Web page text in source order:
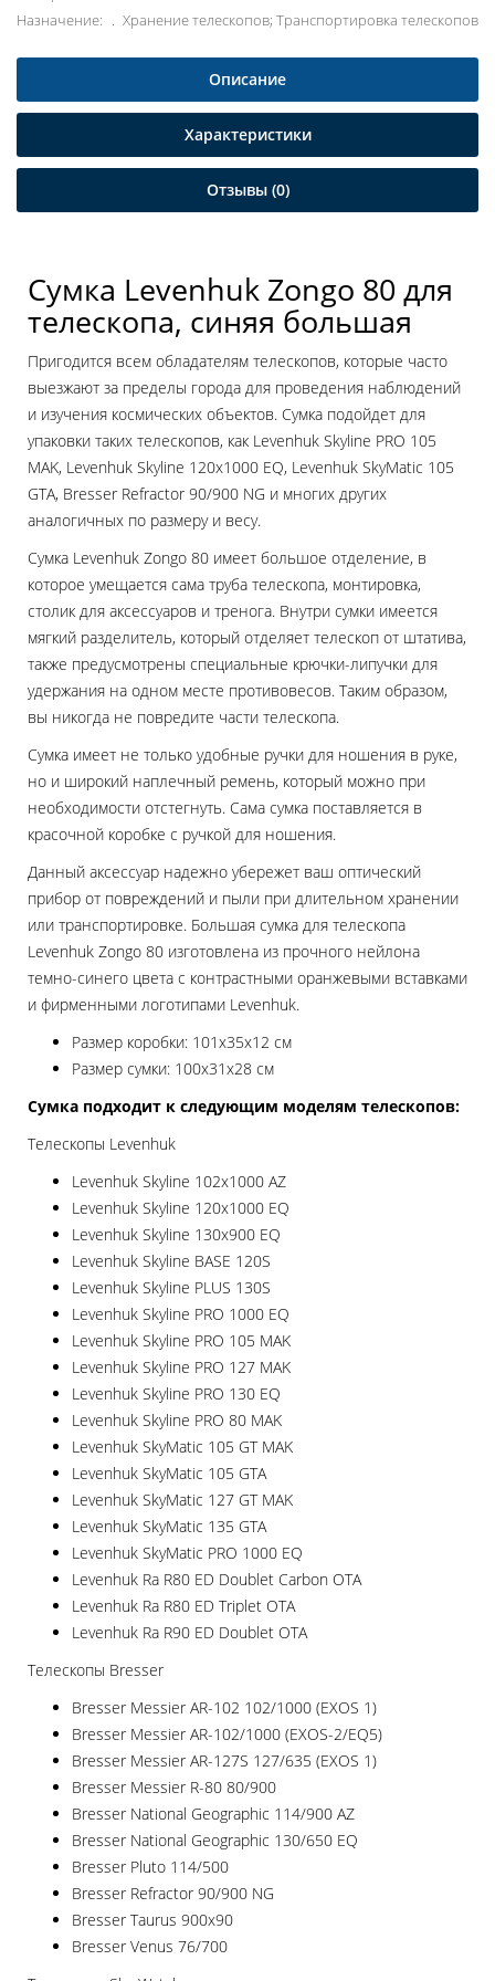
Назначение:
Хранение телескопов; Транспортировка телескопов
Описание
Характеристики
Отзывы (0)
Сумка Levenhuk Zongo 80 для
телескопа, синяя большая
Пригодится всем обладателям телескопов, которые часто
выезжают за пределы города для проведения наблюдений
и изучения космических объектов. Сумка подойдет для
упаковки таких телескопов, как Levenhuk Skyline PRO 105
MAK, Levenhuk Skyline 120x1000 EQ, Levenhuk SkyMatic 105
GTA, Bresser Refractor 90/900 NG и многих других
аналогичных по размеру и весу.
Сумка Levenhuk Zongo 80 имеет большое отделение, в
которое умещается сама труба телескопа, монтировка,
столик для аксессуаров и тренога. Внутри сумки имеется
мягкий разделитель, который отделяет телескоп от штатива,
также предусмотрены специальные крючки-липучки для
удержания на одном месте противовесов. Таким образом,
вы никогда не повредите части телескопа.
Сумка имеет не только удобные ручки для ношения в руке,
но и широкий наплечный ремень, который можно при
необходимости отстегнуть. Сама сумка поставляется в
красочной коробке с ручкой для ношения.
Данный аксессуар надежно убережет ваш оптический
прибор от повреждений и пыли при длительном хранении
или транспортировке. Большая сумка для телескопа
Levenhuk Zongo 80 изготовлена из прочного нейлона
темно-синего цвета с контрастными оранжевыми вставками
и фирменными логотипами Levenhuk.
Размер коробки: 101x35x12 см
Размер сумки: 100х31х28 см
Сумка подходит к следующим моделям телескопов:
Телескопы Levenhuk
Levenhuk Skyline 102x1000 AZ
Levenhuk Skyline 120x1000 EQ
Levenhuk Skyline 130х900 EQ
Levenhuk Skyline BASE 120S
Levenhuk Skyline PLUS 130S
Levenhuk Skyline PRO 1000 EQ
Levenhuk Skyline PRO 105 MAK
Levenhuk Skyline PRO 127 MAK
Levenhuk Skyline PRO 130 EQ
Levenhuk Skyline PRO 80 MAK
Levenhuk SkyMatic 105 GT MAK
Levenhuk SkyMatic 105 GTA
Levenhuk SkyMatic 127 GT MAK
Levenhuk SkyMatic 135 GTA
Levenhuk SkyMatic PRO 1000 EQ
Levenhuk Ra R80 ED Doublet Carbon OTA
Levenhuk Ra R80 ED Triplet OTA
Levenhuk Ra R90 ED Doublet OTA
Телескопы Bresser
Bresser Messier AR-102 102/1000 (EXOS 1)
Bresser Messier AR-102/1000 (EXOS-2/EQ5)
Bresser Messier AR-127S 127/635 (EXOS 1)
Bresser Messier R-80 80/900
Bresser National Geographic 114/900 AZ
Bresser National Geographic 130/650 EQ
Bresser Pluto 114/500
Bresser Refractor 90/900 NG
Bresser Taurus 900x90
Bresser Venus 76/700